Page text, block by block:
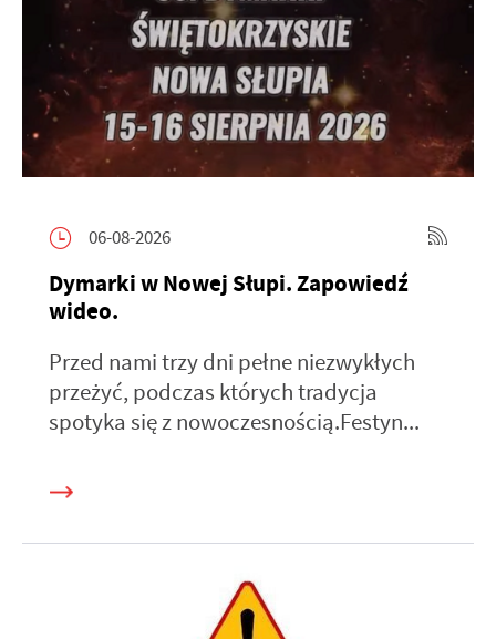
06-08-2026
Dymarki w Nowej Słupi. Zapowiedź
wideo.
Przed nami trzy dni pełne niezwykłych
przeżyć, podczas których tradycja
spotyka się z nowoczesnością.Festyn...